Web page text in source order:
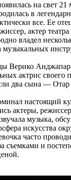
на свет 21
в
все. Ее
актер
владел
музыкальных
Верико
актрис своего
два сына — Отар
настоящий
актеры,
музыка,
искусства
часто
съемками и